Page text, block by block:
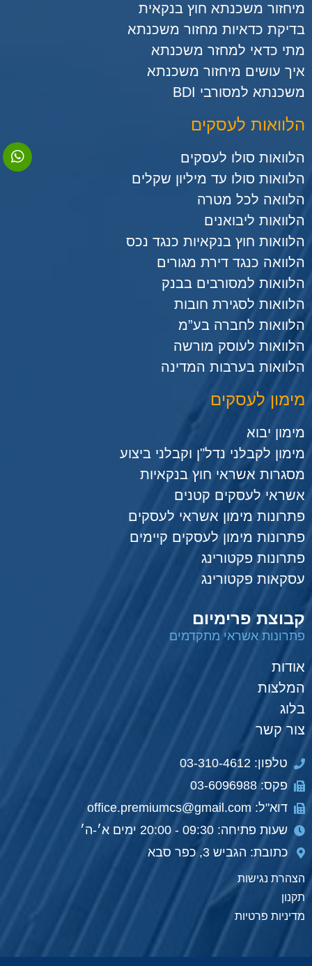
מיחזור משכנתא חוץ בנקאית
בדיקת כדאיות מחזור משכנתא
מתי כדאי למחזר משכנתא
איך עושים מיחזור משכנתא
משכנתא למסורבי BDI
הלוואות לעסקים
הלוואות סולו לעסקים
הלוואות סולו עד מיליון שקלים
הלוואה לכל מטרה
הלוואות ליבואנים
הלוואות חוץ בנקאיות כנגד נכס
הלוואה כנגד דירת מגורים
הלוואות למסורבים בבנק
הלוואות לסגירת חובות
הלוואות לחברה בע”מ
הלוואות לעוסק מורשה
הלוואות בערבות המדינה
מימון לעסקים
מימון יבוא
מימון לקבלני נדל"ן וקבלני ביצוע
מסגרות אשראי חוץ בנקאיות
אשראי לעסקים קטנים
פתרונות מימון אשראי לעסקים
פתרונות מימון לעסקים קיימים
פתרונות פקטורינג
עסקאות פקטורינג
קבוצת פרימיום
פתרונות אשראי מתקדמים
אודות
המלצות
בלוג
צור קשר
טלפון: 03-310-4612
פקס: 03-6096988
דוא"ל: office.premiumcs@gmail.com
שעות פתיחה: 09:30 - 20:00 ימים א׳-ה׳
כתובת: הגביש 3, כפר סבא
הצהרת נגישות
תקנון
מדיניות פרטיות